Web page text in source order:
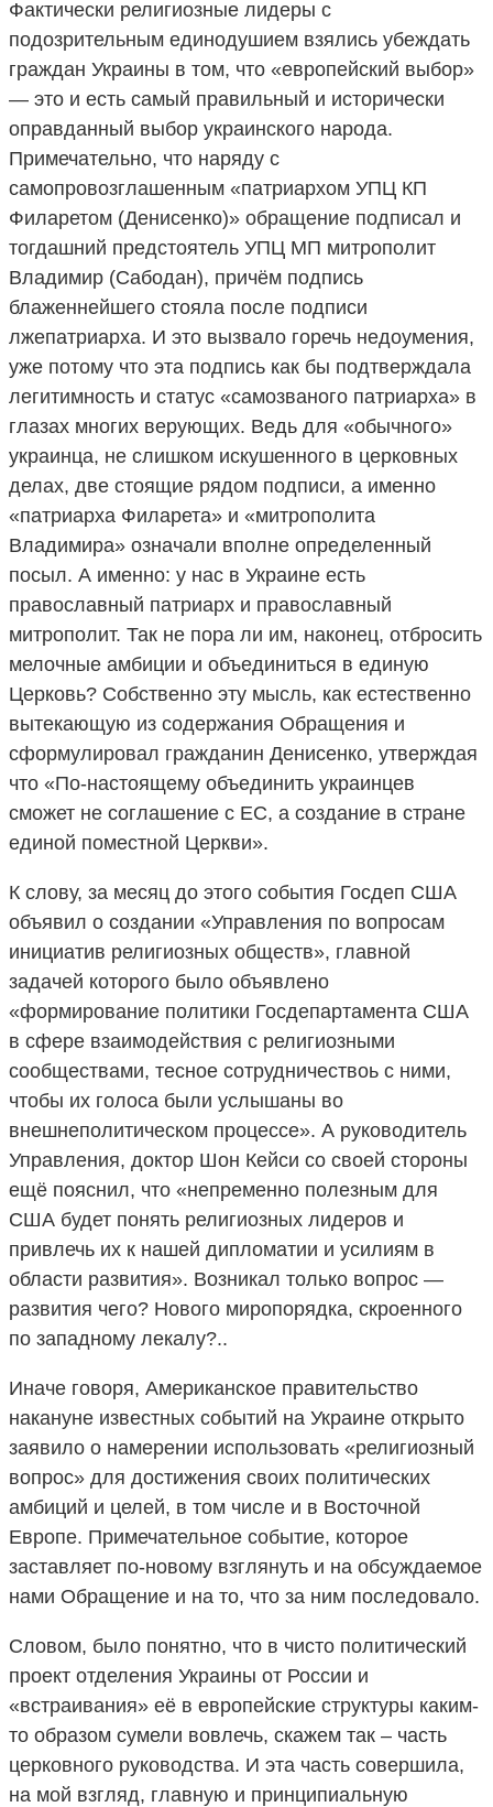
Фактически религиозные лидеры с
подозрительным единодушием взялись убеждать
граждан Украины в том, что «европейский выбор»
— это и есть самый правильный и исторически
оправданный выбор украинского народа.
Примечательно, что наряду с
самопровозглашенным «патриархом УПЦ КП
Филаретом (Денисенко)» обращение подписал и
тогдашний предстоятель УПЦ МП митрополит
Владимир (Сабодан), причём подпись
блаженнейшего стояла после подписи
лжепатриарха. И это вызвало горечь недоумения,
уже потому что эта подпись как бы подтверждала
легитимность и статус «самозваного патриарха» в
глазах многих верующих. Ведь для «обычного»
украинца, не слишком искушенного в церковных
делах, две стоящие рядом подписи, а именно
«патриарха Филарета» и «митрополита
Владимира» означали вполне определенный
посыл. А именно: у нас в Украине есть
православный патриарх и православный
митрополит. Так не пора ли им, наконец, отбросить
мелочные амбиции и объединиться в единую
Церковь? Собственно эту мысль, как естественно
вытекающую из содержания Обращения и
сформулировал гражданин Денисенко, утверждая
что «По-настоящему объединить украинцев
сможет не соглашение с ЕС, а создание в стране
единой поместной Церкви».
К слову, за месяц до этого события Госдеп США
объявил о создании «Управления по вопросам
инициатив религиозных обществ», главной
задачей которого было объявлено
«формирование политики Госдепартамента США
в сфере взаимодействия с религиозными
сообществами, тесное сотрудничествоь с ними,
чтобы их голоса были услышаны во
внешнеполитическом процессе». А руководитель
Управления, доктор Шон Кейси со своей стороны
ещё пояснил, что «непременно полезным для
США будет понять религиозных лидеров и
привлечь их к нашей дипломатии и усилиям в
области развития». Возникал только вопрос —
развития чего? Нового миропорядка, скроенного
по западному лекалу?..
Иначе говоря, Американское правительство
накануне известных событий на Украине открыто
заявило о намерении использовать «религиозный
вопрос» для достижения своих политических
амбиций и целей, в том числе и в Восточной
Европе. Примечательное событие, которое
заставляет по-новому взглянуть и на обсуждаемое
нами Обращение и на то, что за ним последовало.
Словом, было понятно, что в чисто политический
проект отделения Украины от России и
«встраивания» её в европейские структуры каким-
то образом сумели вовлечь, скажем так – часть
церковного руководства. И эта часть совершила,
на мой взгляд, главную и принципиальную